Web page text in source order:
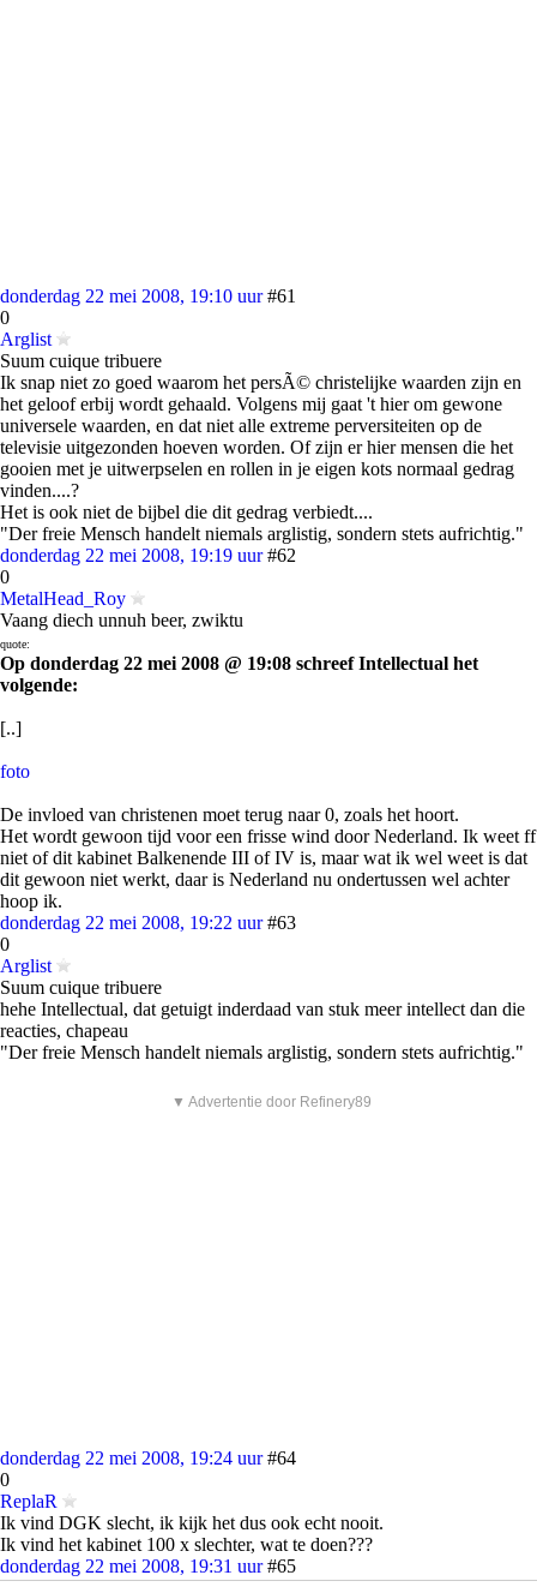
donderdag 22 mei 2008, 19:10 uur #61
0
Arglist
Suum cuique tribuere
Ik snap niet zo goed waarom het persÃ© christelijke waarden zijn en
het geloof erbij wordt gehaald. Volgens mij gaat 't hier om gewone
universele waarden, en dat niet alle extreme perversiteiten op de
televisie uitgezonden hoeven worden. Of zijn er hier mensen die het
gooien met je uitwerpselen en rollen in je eigen kots normaal gedrag
vinden....?
Het is ook niet de bijbel die dit gedrag verbiedt....
"Der freie Mensch handelt niemals arglistig, sondern stets aufrichtig."
donderdag 22 mei 2008, 19:19 uur #62
0
MetalHead_Roy
Vaang diech unnuh beer, zwiktu
quote:
Op donderdag 22 mei 2008 @ 19:08 schreef Intellectual het
volgende:
[..]
foto
De invloed van christenen moet terug naar 0, zoals het hoort.
Het wordt gewoon tijd voor een frisse wind door Nederland. Ik weet ff
niet of dit kabinet Balkenende III of IV is, maar wat ik wel weet is dat
dit gewoon niet werkt, daar is Nederland nu ondertussen wel achter
hoop ik.
donderdag 22 mei 2008, 19:22 uur #63
0
Arglist
Suum cuique tribuere
hehe Intellectual, dat getuigt inderdaad van stuk meer intellect dan die
reacties, chapeau
"Der freie Mensch handelt niemals arglistig, sondern stets aufrichtig."
▼ Advertentie door Refinery89
donderdag 22 mei 2008, 19:24 uur #64
0
ReplaR
Ik vind DGK slecht, ik kijk het dus ook echt nooit.
Ik vind het kabinet 100 x slechter, wat te doen???
donderdag 22 mei 2008, 19:31 uur #65
0